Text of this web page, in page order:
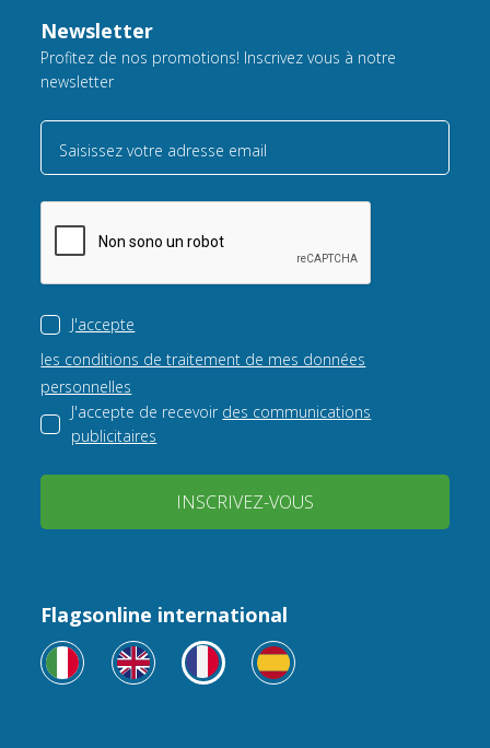
Newsletter
Profitez de nos promotions! Inscrivez vous à notre
newsletter
Saisissez votre adresse email
J'accepte
les conditions de traitement de mes données
personnelles
J'accepte de recevoir des communications
publicitaires
INSCRIVEZ-VOUS
Flagsonline international